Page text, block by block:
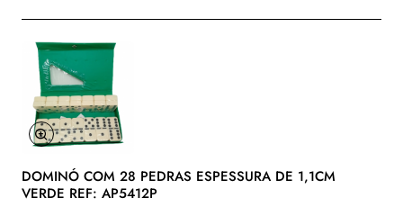
DOMINÓ COM 28 PEDRAS ESPESSURA DE 1,1CM
VERDE REF: AP5412P